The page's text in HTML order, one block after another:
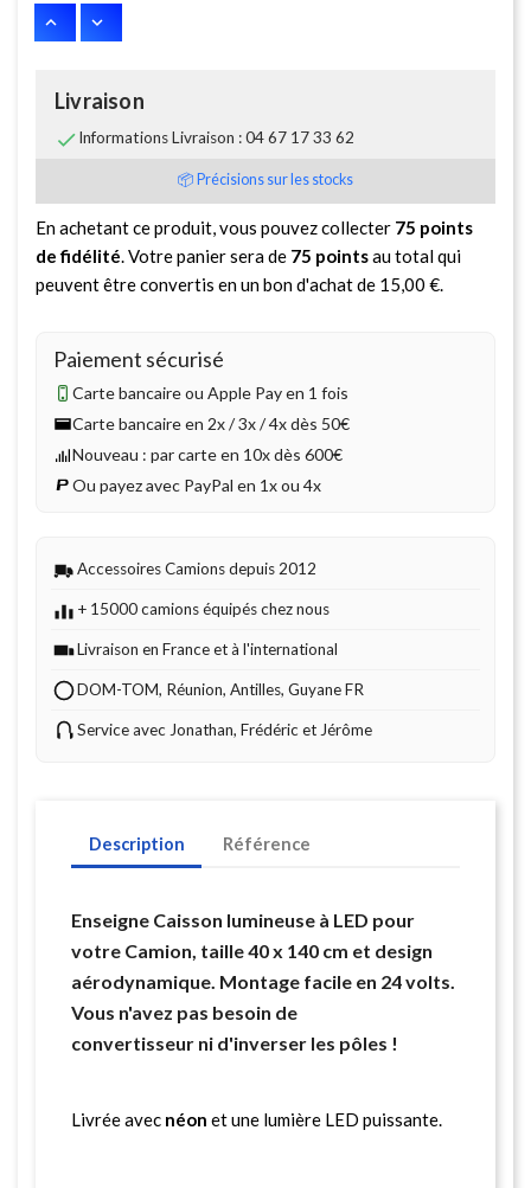
Livraison
Informations Livraison : 04 67 17 33 62
📦 Précisions sur les stocks
En achetant ce produit, vous pouvez collecter 75 points
de fidélité. Votre panier sera de 75 pointsau total qui
peuvent être convertis en un bon d'achat de 15,00 €.
Paiement sécurisé
Carte bancaire ou Apple Pay en 1 fois
Carte bancaire en 2x / 3x / 4x dès 50€
Nouveau : par carte en 10x dès 600€
Ou payez avec PayPal en 1x ou 4x
Accessoires Camions depuis 2012
+ 15000 camions équipés chez nous
Livraison en France et à l'international
DOM-TOM, Réunion, Antilles, Guyane FR
Service avec Jonathan, Frédéric et Jérôme
Description Référence
Enseigne Caisson lumineuse à LED pour
votre Camion, taille 40 x 140 cm et design
aérodynamique. Montage facile en 24 volts.
Vous n'avez pas besoin de
convertisseur ni d'inverser les pôles !
Livrée avec néon et une lumière LED puissante.